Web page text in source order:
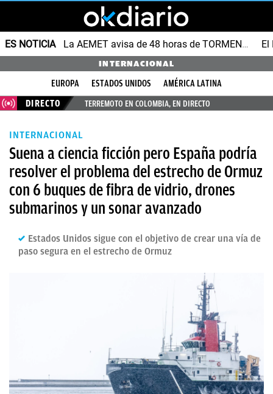
ES NOTICIA La AEMET avisa de 48 horas de TORMENTAS y GRANIZO
INTERNACIONAL
EUROPA ESTADOS UNIDOS
AMÉRICA LATINA
DIRECTO
TERREMOTO EN COLOMBIA, EN DIRECTO
INTERNACIONAL
Suena a ciencia ficción pero España podría
resolver el problema del estrecho de Ormuz
con 6 buques de fibra de vidrio, drones
submarinos y un sonar avanzado
Estados Unidos sigue con el objetivo de crear una vía de
paso segura en el estrecho de Ormuz